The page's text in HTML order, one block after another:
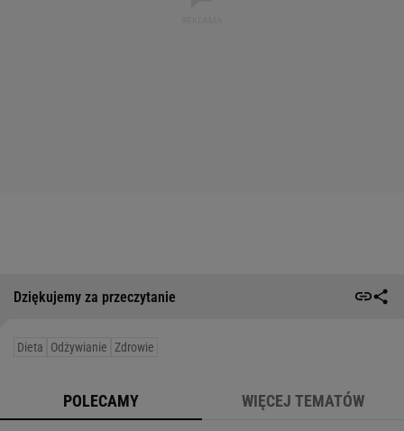
Dziękujemy za przeczytanie
Dieta Odżywianie Zdrowie
POLECAMY WIĘCEJ TEMATÓW